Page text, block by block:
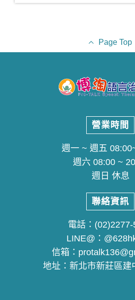
Page Top
營業時間
週一 ~ 週五
週六 08:00 ~
週日 休息
聯絡資訊
電話：
LINE@：
信箱：
地址： 新北市新莊區建